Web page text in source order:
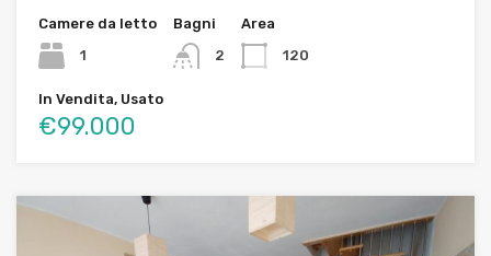
Camere da letto
1
Bagni
2
Area
120
In Vendita, Usato
€99.000